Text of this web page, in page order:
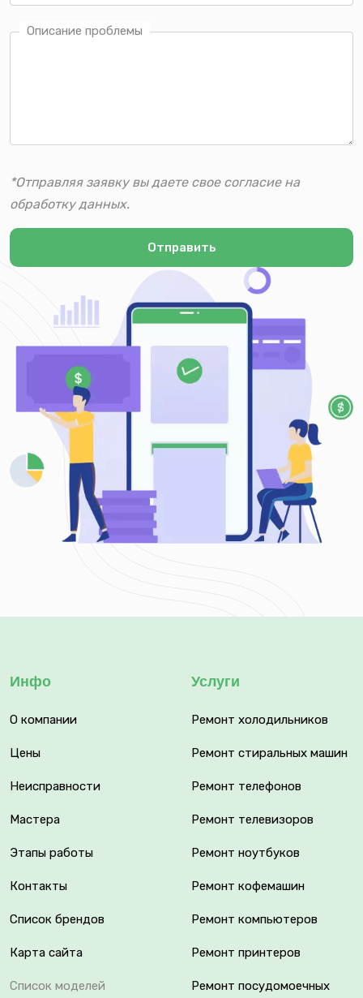
Описание проблемы
*Отправляя заявку вы даете свое согласие на
обработку данных.
Отправить
Инфо
О компании
Цены
Неисправности
Мастера
Этапы работы
Контакты
Список брендов
Карта сайта
Список моделей
Услуги
Ремонт холодильников
Ремонт стиральных машин
Ремонт телефонов
Ремонт телевизоров
Ремонт ноутбуков
Ремонт кофемашин
Ремонт компьютеров
Ремонт принтеров
Ремонт посудомоечных